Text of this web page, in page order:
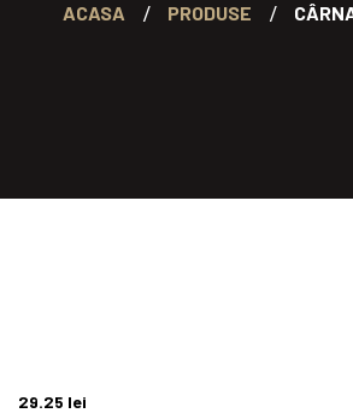
ACASA PRODUSE
29.25 lei